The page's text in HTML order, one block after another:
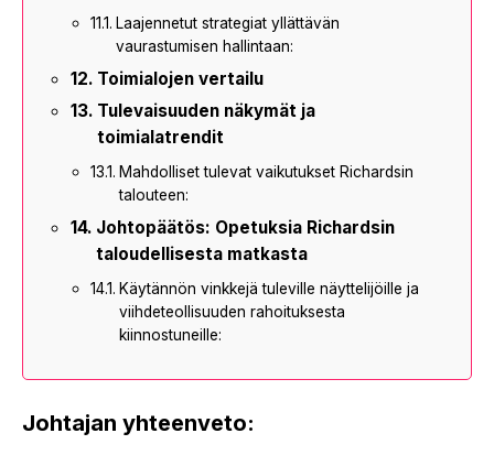
Laajennetut strategiat yllättävän
vaurastumisen hallintaan:
Toimialojen vertailu
Tulevaisuuden näkymät ja
toimialatrendit
Mahdolliset tulevat vaikutukset Richardsin
talouteen:
Johtopäätös: Opetuksia Richardsin
taloudellisesta matkasta
Käytännön vinkkejä tuleville näyttelijöille ja
viihdeteollisuuden rahoituksesta
kiinnostuneille:
Johtajan yhteenveto: